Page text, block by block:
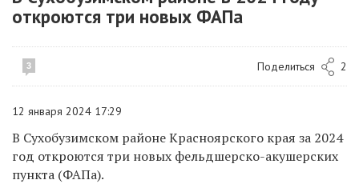
откроются три новых ФАПа
3 Поделиться 2
12 января 2024 17:29
В Сухобузимском районе Красноярского края за 2024
год откроются три новых фельдшерско-акушерских
пункта (ФАПа).